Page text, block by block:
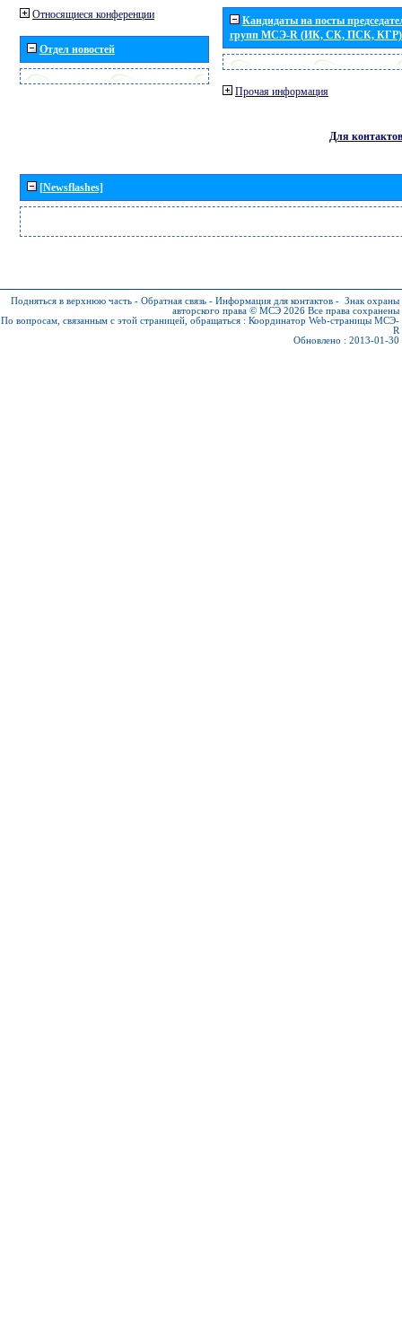
Относящиеся конференции
Отдел новостей
Кандидаты на посты
групп МСЭ-R (ИК, СК, ПСК, КГР)
Прочая информация
Для контактов
[Newsflashes]
Подняться в верхнюю часть - Обратная связь - Информация для контактов - Знак охраны
авторского права © МСЭ 2026 Все права сохранены
По вопросам, связанным с этой страницей, обращаться : Координатор Web-страницы МСЭ-
R
Обновлено : 2013-01-30